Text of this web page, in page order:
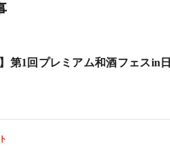
】第1回プレミアム和酒フェスin